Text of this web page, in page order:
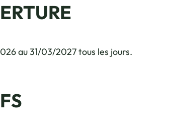
au 31/03/2027 tous les jours.